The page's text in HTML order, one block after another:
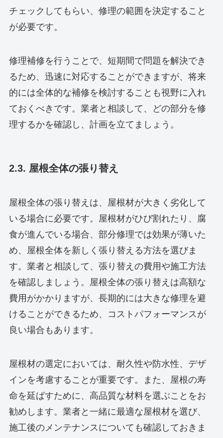
チェックしてもらい、修理の範囲を決定すること
が必要です。
修理補修を行うことで、短期間で問題を解決でき
るため、迅速に対応することができますが、将来
的には全体的な補修を検討することも視野に入れ
ておくべきです。業者と相談して、どの部分を修
理するかを確認し、計画を立てましょう。
2.3. 屋根全体の張り替え
屋根全体の張り替えは、屋根材が大きく劣化して
いる場合に必要です。屋根材がひび割れたり、腐
食が進んでいる場合、部分修理では効果が薄いた
め、屋根全体を新しく張り替える方法を選びま
す。業者と相談して、張り替えの費用や施工方法
を確認しましょう。屋根全体の張り替えは高額な
費用がかかりますが、長期的には大きな修理を避
けることができるため、コストパフォーマンスが
良い場合もあります。
屋根材の選定においては、耐久性や防水性、デザ
インを考慮することが重要です。また、屋根の寿
命を延ばすために、高品質な材料を選ぶことをお
勧めします。業者と一緒に最適な屋根材を選び、
施工後のメンテナンスについても確認しておきま